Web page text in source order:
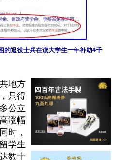
的退役士兵在读大学生一年补助4千
地方
只得
公立
涨幅
时，
学生
数十